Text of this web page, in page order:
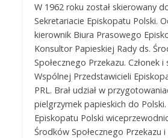
W 1962 roku został skierowany
Sekretariacie Episkopatu Polski.
kierownik Biura Prasowego
Konsultor Papieskiej Rady ds.
Społecznego Przekazu. Członek
Wspólnej Przedstawicieli
PRL. Brał udział w
pielgrzymek papieskich do
Episkopatu Polski
Środków Społecznego Przekazu i